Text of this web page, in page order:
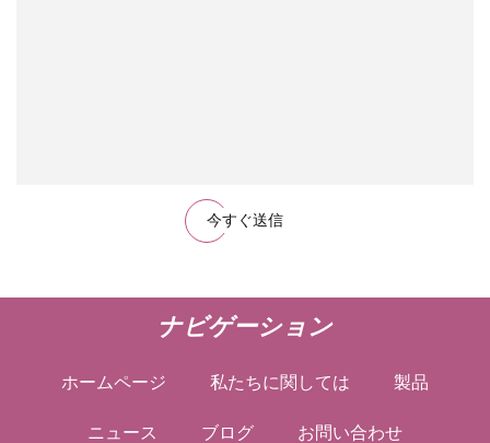
今すぐ送信
ナビゲーション
ホームページ 私たちに関しては 製品
ニュース ブログ お問い合わせ